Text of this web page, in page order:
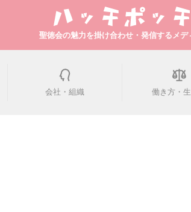
聖徳会の魅力を掛け合わせ・発信するメデ
会社・組織 働き方・